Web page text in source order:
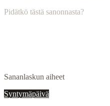
Pidätkö tästä sanonnasta?
Sananlaskun aiheet
Syntymäpäivä